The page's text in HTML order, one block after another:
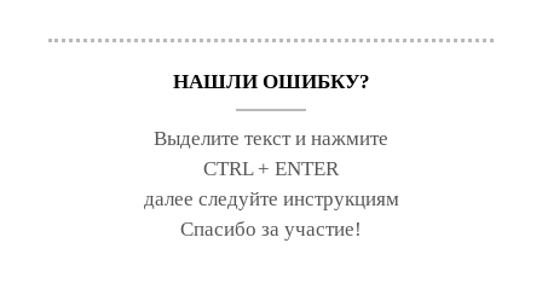
НАШЛИ ОШИБКУ?
Выделите текст и нажмите
CTRL + ENTER
далее следуйте инструкциям
Спасибо за участие!